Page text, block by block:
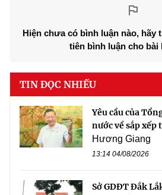
Hiện chưa có bình luận nào,
tiên bình luận cho bài
TIN ĐỌC NHIỀU
Yêu cầu của
nước về sắp xếp
Hương Giang
13:14 04/08/2026
Sở GDĐT Đắk